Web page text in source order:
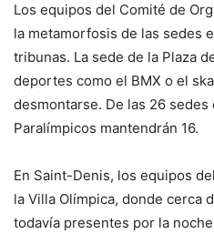
Los equipos del Comité de
la metamorfosis de las sedes
tribunas. La sede de la Plaza
deportes como el BMX o el
desmontarse. De las 26 sedes
Paralímpicos mantendrán 16.
En Saint-Denis, los equipos
la Villa Olímpica, donde cerca
todavía presentes por la